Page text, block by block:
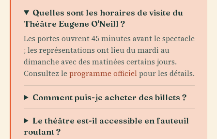
Quelles sont les horaires de visite du
Théâtre Eugene O'Neill ?
Les portes ouvrent 45 minutes avant le spectacle
; les représentations ont lieu du mardi au
dimanche avec des matinées certains jours.
Consultez le programme officielpour les détails.
Comment puis-je acheter des billets ?
Le théâtre est-il accessible en fauteuil
roulant ?